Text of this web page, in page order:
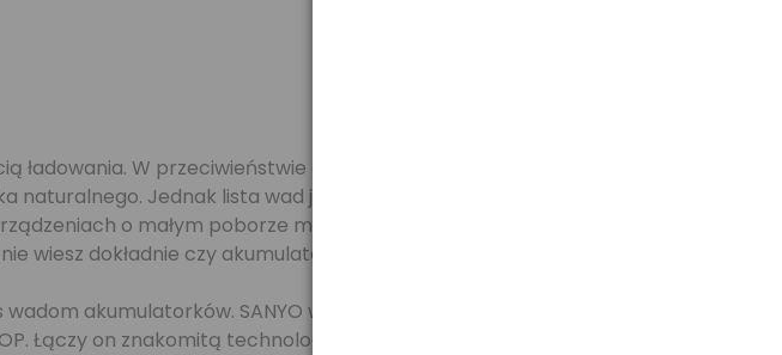
W przeciwieństwie do baterii jednorazowych można je ładować
Jednak lista wad jest równie długa: są często puste kiedy ich
o małym poborze mocy, takich jak piloty do telewizorów,
wiesz dokładnie czy akumulator jest rozładowany czy nie.
akumulatorków. SANYO wprowadziło pierwszy na świecie
Łączy on znakomitą technologię nowoczesnych akumulatorków niklowo-